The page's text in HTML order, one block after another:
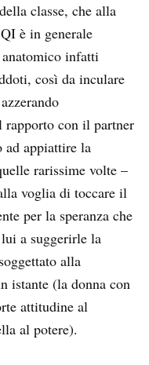
classe, che alla
è in generale
infatti
così da inculare
con il partner
ad appiattire la
rarissime volte –
voglia di toccare il
per la speranza che
a suggerirle la
alla
istante (la donna con
attitudine al
al potere).